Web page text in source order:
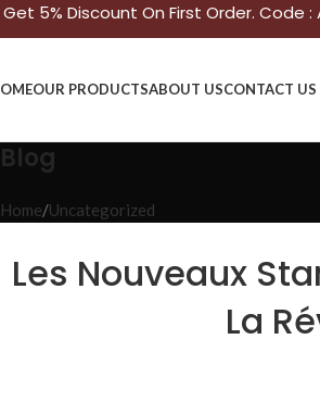
Get 5% Discount On First Order. Code :
OUR PRODUCTSABOUT USCONTACT US
Blog
Home Uncategorized
Les Nouveaux
La